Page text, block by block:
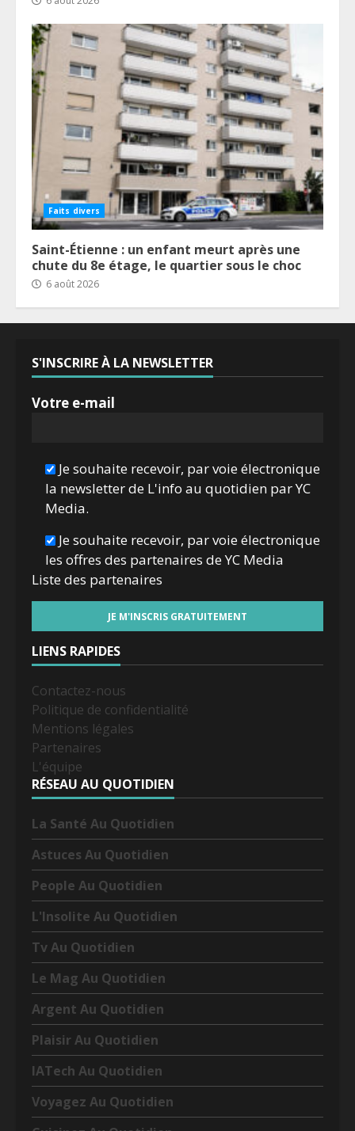
Faits divers
Saint-Étienne : un enfant meurt après une
chute du 8e étage, le quartier sous le choc
6 août 2026
S'INSCRIRE À LA NEWSLETTER
Votre e-mail
Je souhaite recevoir, par voie électronique
la newsletter de L'info au quotidien par YC
Media.
Je souhaite recevoir, par voie électronique
les offres des partenaires de YC Media
Liste des partenaires
LIENS RAPIDES
Contactez-nous
Politique de confidentialité
Mentions légales
Partenaires
L'équipe
RÉSEAU AU QUOTIDIEN
La Santé Au Quotidien
Astuces Au Quotidien
People Au Quotidien
L'Insolite Au Quotidien
Tv Au Quotidien
Le Mag Au Quotidien
Argent Au Quotidien
Plaisir Au Quotidien
IATech Au Quotidien
Voyagez Au Quotidien